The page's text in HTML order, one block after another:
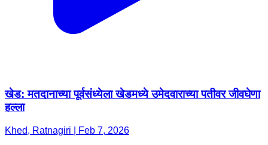
खेड: मतदानाच्या पूर्वसंध्येला खेडमध्ये उमेदवाराच्या पतीवर जीवघेणा
हल्ला
Khed, Ratnagiri | Feb 7, 2026